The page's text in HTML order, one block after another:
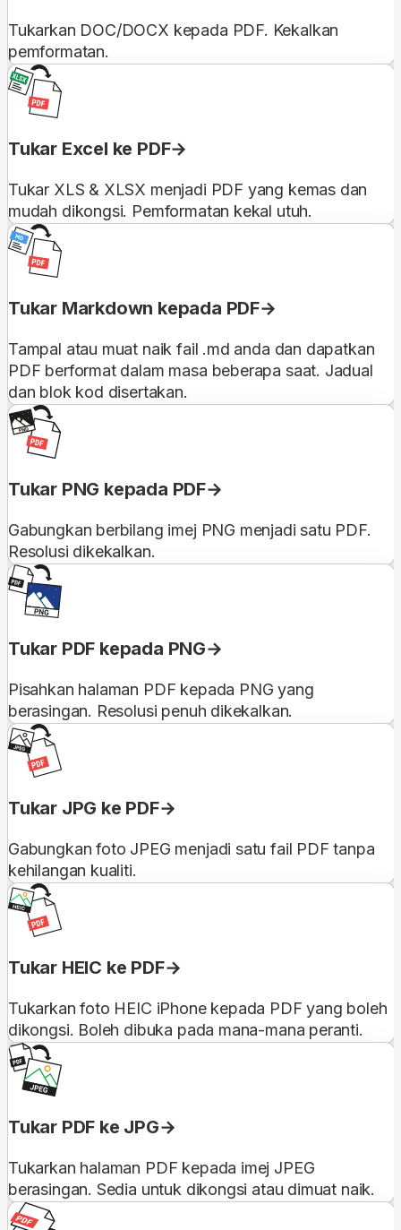
Tukarkan DOC/DOCX kepada PDF. Kekalkan
pemformatan.
Tukar Excel ke PDF
Tukar XLS & XLSX menjadi PDF yang kemas dan
mudah dikongsi. Pemformatan kekal utuh.
Tukar Markdown kepada PDF
Tampal atau muat naik fail .md anda dan dapatkan
PDF berformat dalam masa beberapa saat. Jadual
dan blok kod disertakan.
Tukar PNG kepada PDF
Gabungkan berbilang imej PNG menjadi satu PDF.
Resolusi dikekalkan.
Tukar PDF kepada PNG
Pisahkan halaman PDF kepada PNG yang
berasingan. Resolusi penuh dikekalkan.
Tukar JPG ke PDF
Gabungkan foto JPEG menjadi satu fail PDF tanpa
kehilangan kualiti.
Tukar HEIC ke PDF
Tukarkan foto HEIC iPhone kepada PDF yang boleh
dikongsi. Boleh dibuka pada mana-mana peranti.
Tukar PDF ke JPG
Tukarkan halaman PDF kepada imej JPEG
berasingan. Sedia untuk dikongsi atau dimuat naik.